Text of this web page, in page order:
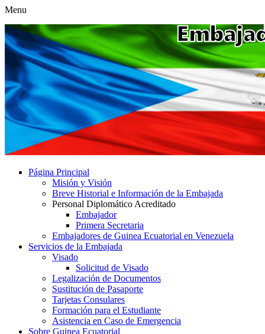
Menu
Página Principal
Misión y Visión
Breve Historial e Información de la Embajada
Personal Diplomático Acreditado
Embajador
Primera Secretaria
Embajadores de Guinea Ecuatorial en Venezuela
Servicios de la Embajada
Visado
Solicitud de Visado
Legalización de Documentos
Sustitución de Pasaporte
Tarjetas Consulares
Formación para el Estudiante
Asistencia en Caso de Emergencia
Sobre Guinea Ecuatorial